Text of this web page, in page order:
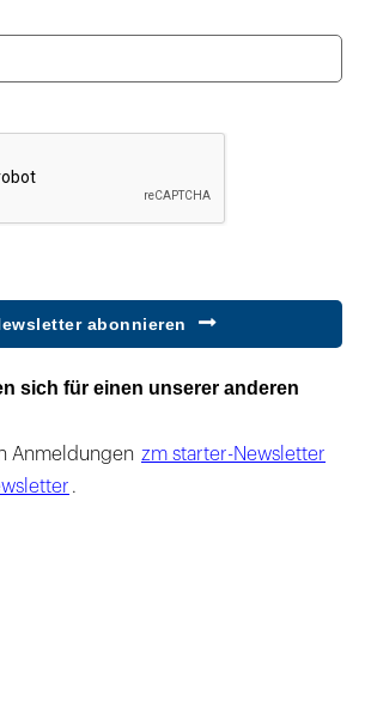
abonnieren
sich für einen unserer anderen
Anmeldungen zm starter-Newsletter
.